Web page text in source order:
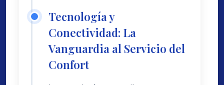
Tecnología y
Conectividad: La
Vanguardia al Servicio del
Confort